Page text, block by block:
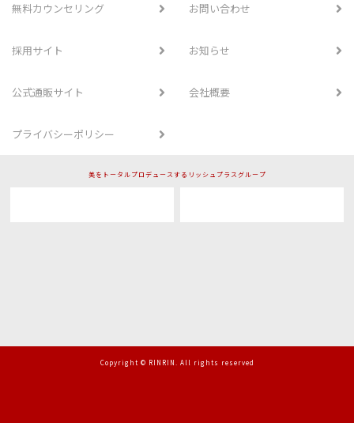
無料カウンセリング お問い合わせ
採用サイト お知らせ
公式通販サイト 会社概要
プライバシーポリシー
美をトータルプロデュースするリッシュプラスグループ
Copyright © RINRIN. All rights reserved